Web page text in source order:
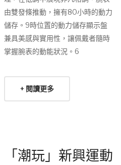
由雙發條推動，擁有80小時的動力
儲存。9時位置的動力儲存顯示盤
兼具美感與實用性，讓佩戴者隨時
掌握腕表的動能狀況。6
+ 閱讀更多
「潮玩」新興運動